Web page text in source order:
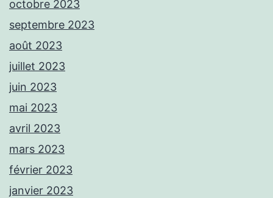
octobre 2023
septembre 2023
août 2023
juillet 2023
juin 2023
mai 2023
avril 2023
mars 2023
février 2023
janvier 2023